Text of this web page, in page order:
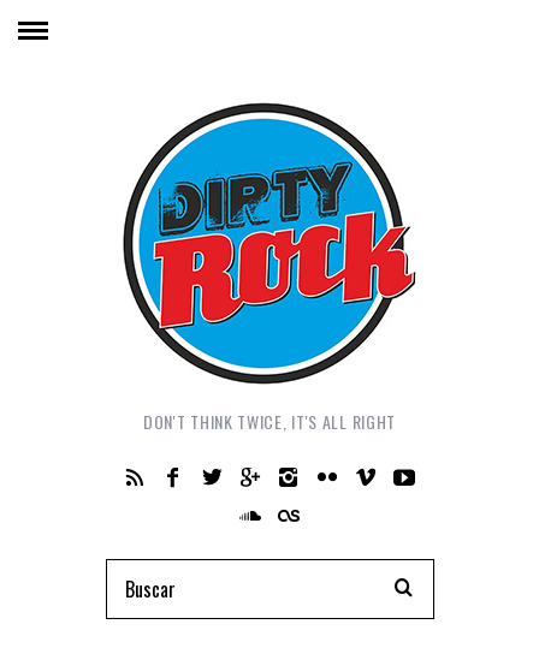
DON'T THINK TWICE, IT'S ALL RIGHT